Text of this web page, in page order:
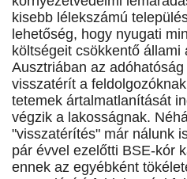
kisebb lélekszámú
lehetőség, hogy nyugati
költségeit csökkentő állami
Ausztriában az
visszatérít a
tetemek ártalmatlanítását
végzik a lakosságnak.
"visszatérítés" már nálunk
pár évvel ezelőtti BSE-kór
ennek az egyébként